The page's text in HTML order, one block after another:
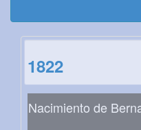
1822
Nacimiento de